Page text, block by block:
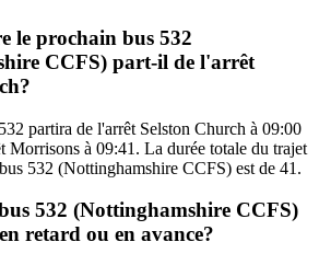
le prochain bus 532
CCFS) part-il de l'arrêt
partira de l'arrêt Selston Church à 09:00
Morrisons à 09:41. La durée totale du trajet
532 (Nottinghamshire CCFS) est de 41.
532 (Nottinghamshire CCFS)
retard ou en avance?